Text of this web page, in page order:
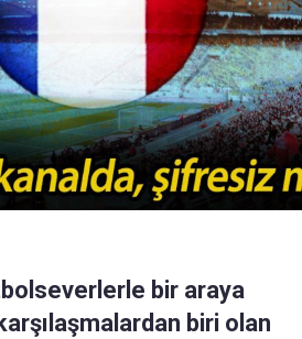
bir araya
biri olan